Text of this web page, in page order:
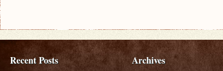
Recent Posts Archives